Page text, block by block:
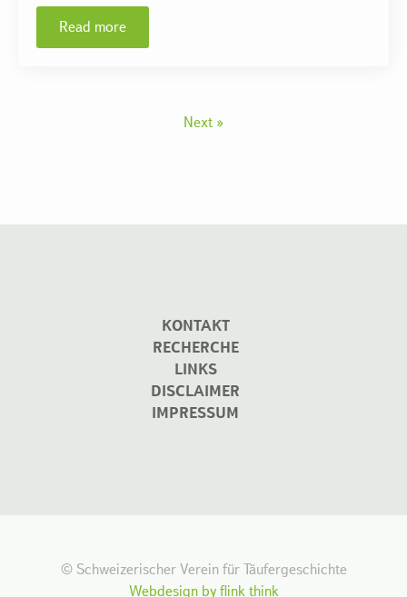
Read more
Next »
KONTAKT
RECHERCHE
LINKS
DISCLAIMER
IMPRESSUM
© Schweizerischer Verein für Täufergeschichte
Webdesign by flink think